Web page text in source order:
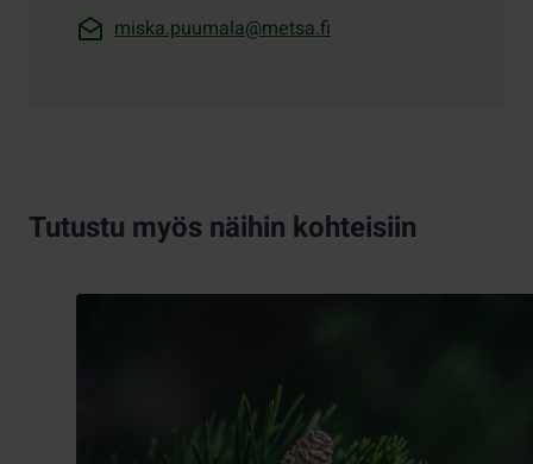
miska.puumala@metsa.fi
Tutustu myös näihin kohteisiin